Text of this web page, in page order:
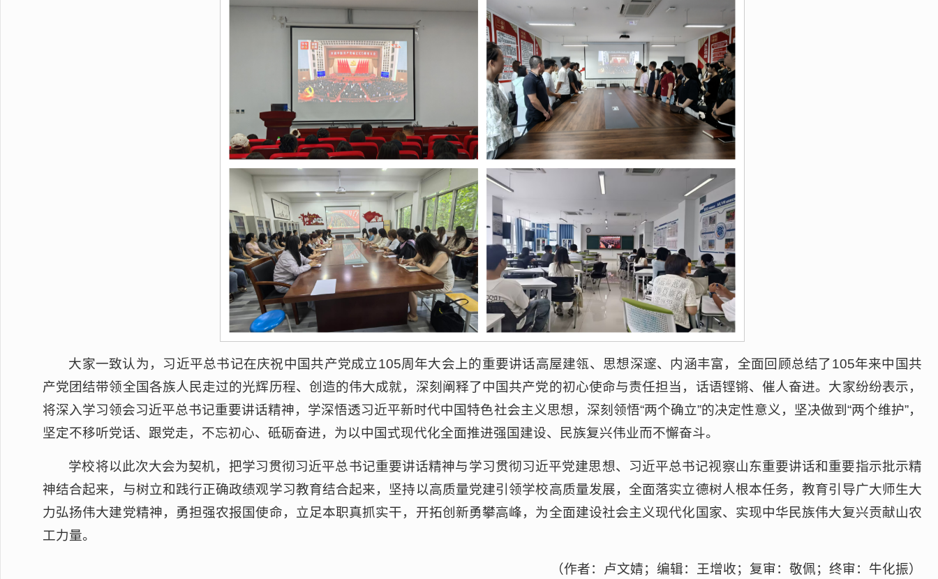
大家一致认为，习近平总书记在庆祝中国共产党成立105周年大会上的重要讲话高屋建瓴、思想深邃、内涵丰富，全面回顾总结了105年来中国共
产党团结带领全国各族人民走过的光辉历程、创造的伟大成就，深刻阐释了中国共产党的初心使命与责任担当，话语铿锵、催人奋进。大家纷纷表示，
将深入学习领会习近平总书记重要讲话精神，学深悟透习近平新时代中国特色社会主义思想，深刻领悟“两个确立”的决定性意义，坚决做到“两个维护”，
坚定不移听党话、跟党走，不忘初心、砥砺奋进，为以中国式现代化全面推进强国建设、民族复兴伟业而不懈奋斗。
学校将以此次大会为契机，把学习贯彻习近平总书记重要讲话精神与学习贯彻习近平党建思想、习近平总书记视察山东重要讲话和重要指示批示精
神结合起来，与树立和践行正确政绩观学习教育结合起来，坚持以高质量党建引领学校高质量发展，全面落实立德树人根本任务，教育引导广大师生大
力弘扬伟大建党精神，勇担强农报国使命，立足本职真抓实干，开拓创新勇攀高峰，为全面建设社会主义现代化国家、实现中华民族伟大复兴贡献山农
工力量。
（作者：卢文婧；编辑：王增收；复审：敬佩；终审：牛化振）